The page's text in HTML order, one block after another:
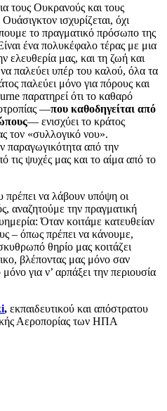
τους Ουκρανούς και τους
ισχυρίζεται, όχι
το πραγματικό πρόσωπο της
ένα πολυκέφαλο τέρας με μια
ελευθερία μας, και τη ζωή και
παλεύει υπέρ του καλού, όλα τα
παλεύει μόνο για πόρους και
παρατηρεί ότι το καθαρό
—που καθοδηγείται από
— ενισχύει το κράτος
τον «συλλογικό νου».
παραγωγικότητα από την
τις ψυχές μας και το αίμα από το
πρέπει να λάβουν υπόψη οι
αναζητούμε την πραγματική
Όταν κοιτάμε κατευθείαν
– όπως πρέπει να κάνουμε,
θηρίο μας κοιτάζει
βλέποντας μας μόνο σαν
για ν’ αρπάξει την περιουσία
, εκπαιδευτικού και απόστρατου
Αεροπορίας των ΗΠΑ